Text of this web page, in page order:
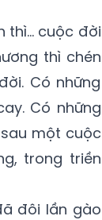
thì… cuộc đời
thì chén
Có những
Có những
một cuộc
trong triền
đôi lần gào